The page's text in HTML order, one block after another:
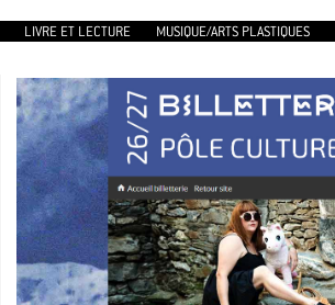
LIVRE ET LECTURE MUSIQUE/ARTS PLASTIQUES